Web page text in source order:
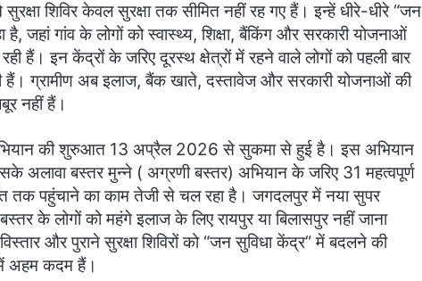
शिविर केवल सुरक्षा तक सीमित नहीं रह गए हैं। इन्हें धीरे-धीरे “जन
जहां गांव के लोगों को स्वास्थ्य, शिक्षा, बैंकिंग और सरकारी योजनाओं
हैं। इन केंद्रों के जरिए दूरस्थ क्षेत्रों में रहने वाले लोगों को पहली बार
हैं। ग्रामीण अब इलाज, बैंक खाते, दस्तावेज और सरकारी योजनाओं की
नहीं हैं।
की शुरुआत 13 अप्रैल 2026 से सुकमा से हुई है। इस अभियान
अलावा बस्तर मुन्ने ( अग्रणी बस्तर) अभियान के जरिए 31 महत्वपूर्ण
तक पहुंचाने का काम तेजी से चल रहा है। जगदलपुर में नया सुपर
के लोगों को महंगे इलाज के लिए रायपुर या बिलासपुर नहीं जाना
और पुराने सुरक्षा शिविरों को “जन सुविधा केंद्र” में बदलने की
में अहम कदम हैं।